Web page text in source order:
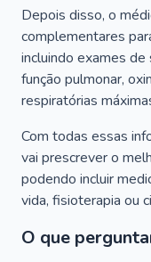
Depois disso, o
complementares
incluindo exames de
função pulmonar,
respiratórias
Com todas essas
vai prescrever o
podendo incluir
vida, fisioterapia ou
O que